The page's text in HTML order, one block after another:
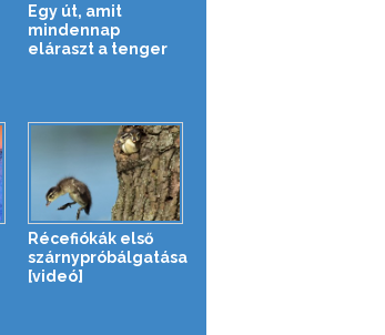
Egy út, amit
mindennap
eláraszt a tenger
Récefiókák első
szárnypróbálgatása
[videó]